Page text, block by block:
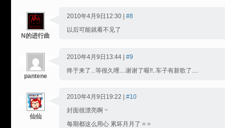
N的进行曲
2010年4月9日12:30 | #8
以后可能就看不见了
pantene
2010年4月9日13:44 | #9
终于来了...等很久哩....谢谢了喔!!..车子有新歌了....
仙仙
2010年4月9日19:22 | #10
封面很漂亮啊 ~
每期都这么用心 累坏月月了 = =